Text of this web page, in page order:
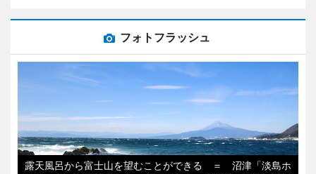
フォトフラッシュ
露天風呂から富士山を望むことができる ＝ 沼津「淡島ホ